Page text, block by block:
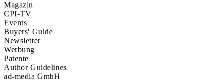
Magazin
CPI-TV
Events
Buyers' Guide
Newsletter
Werbung
Patente
Author Guidelines
ad-media GmbH